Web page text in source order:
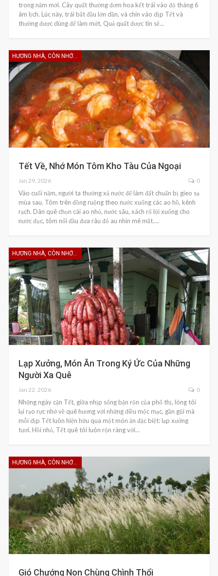
trong năm mới. Cây quất thường đơm hoa kết trái vào độ tháng 6
âm lịch. Lúc này, trái bắt đầu lớn dần, và chín vào dịp Tết và
thường được dùng để làm mứt. Quả quất được tin sẽ…
HƯƠNG NHÀ, CÒN NHỚ KHÔNG EM
Tết Về, Nhớ Món Tôm Kho Tàu Của Ngoại
Jan 29, 2026 0
Vào cuối năm, người ta thường xả nước để làm đất chuẩn bị gieo sạ
mùa sau. Tôm trên đồng ruộng theo nước xuống các ao hồ, kênh
rạch. Dân quê chọn cái ao nhỏ, nước sâu, xách rổ lội xuống cho
nước đục, tôm nổi đầu đưa râu đỏ au nhìn mê mắt.…
HƯƠNG NHÀ, CÒN NHỚ KHÔNG EM
Lạp Xưởng, Món Ăn Trong Ký Ức Của Những
Người Xa Quê
Jan 22, 2026 0
Những ngày cận Tết, giữa nhịp sống bận rộn của phố thị, lòng tôi
lại rạo rực nhớ về quê hương với những điều mộc mạc, gần gũi mà
mỗi dịp Tết luôn hiện hữu qua một món ăn đặc biệt: lạp xưởng
tươi. Hồi nhỏ, Tết quê tôi luôn rộn ràng với…
HƯƠNG NHÀ, CÒN NHỚ KHÔNG EM
Gió Chướng Non Chùng Chình Thổi